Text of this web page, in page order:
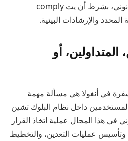
العملات المشفرة بشكل قانوني، بشرط أن يت comply
أو
في أنغولا هي مسألة مهمة
داخل نظام البلوك تشين
في هذا المجال عملية اتخاذ القرار
عمليات التعدين، والتخطيط